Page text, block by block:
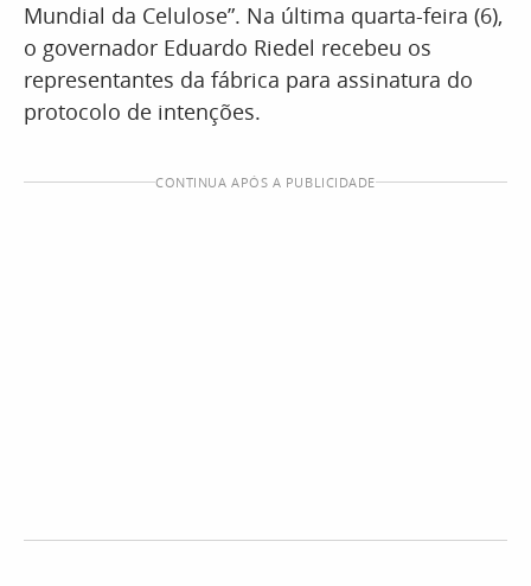
Mundial da Celulose”. Na última quarta-feira (6),
o governador Eduardo Riedel recebeu os
representantes da fábrica para assinatura do
protocolo de intenções.
CONTINUA APÓS A PUBLICIDADE